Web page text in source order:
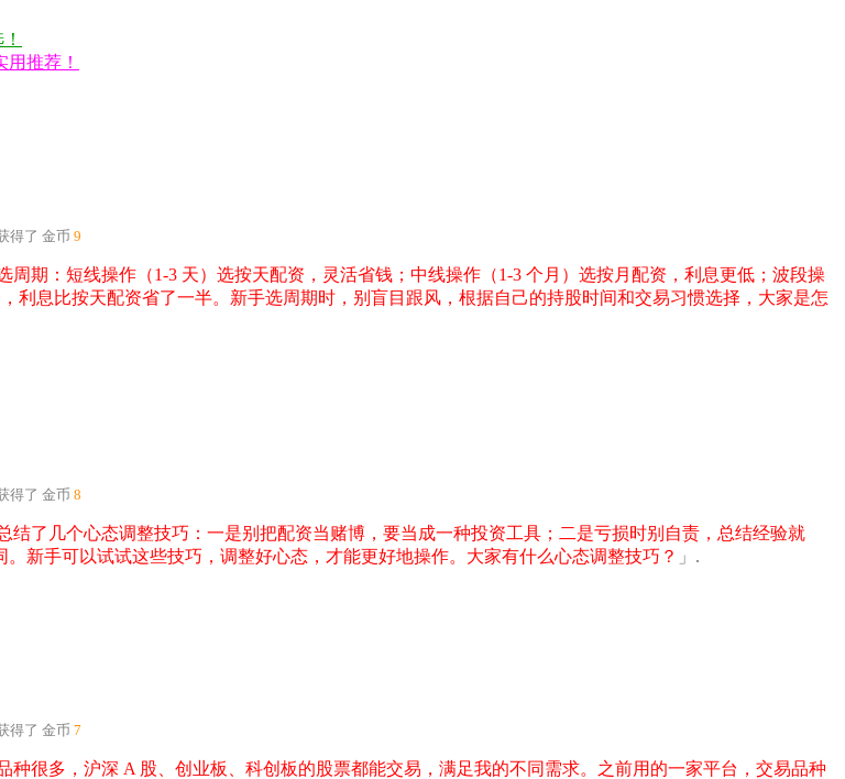
推荐！
得了 金币 9
期：短线操作（1-3 天）选按天配资，灵活省钱；中线操作（1-3 个月）选按月配资，利息更低；波段操
利息比按天配资省了一半。新手选周期时，别盲目跟风，根据自己的持股时间和交易习惯选择，大家是怎
得了 金币 8
了几个心态调整技巧：一是别把配资当赌博，要当成一种投资工具；二是亏损时别自责，总结经验就
新手可以试试这些技巧，调整好心态，才能更好地操作。大家有什么心态调整技巧？ 」.
得了 金币 7
很多，沪深 A 股、创业板、科创板的股票都能交易，满足我的不同需求。之前用的一家平台，交易品种